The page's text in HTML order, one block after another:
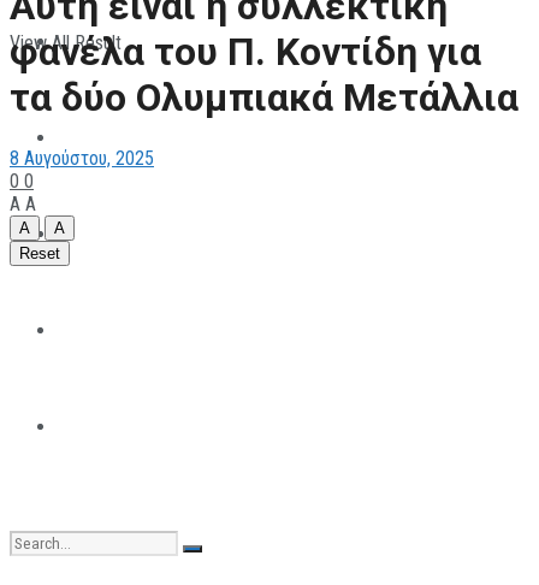
ΠΑΡΑΘΛΗΤΙΣΜΟΣ
ΑΝΑΠΤΥΞΙΑΚΑ
View All Result
φανέλα του Π. Κοντίδη για
τα δύο Ολυμπιακά Μετάλλια
8 Αυγούστου, 2025
0 0
A A
A
A
Reset